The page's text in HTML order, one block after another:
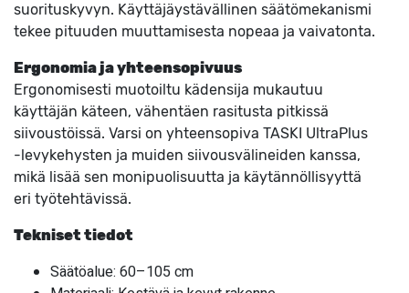
suorituskyvyn. Käyttäjäystävällinen säätömekanismi
tekee pituuden muuttamisesta nopeaa ja vaivatonta.
Ergonomia ja yhteensopivuus
Ergonomisesti muotoiltu kädensija mukautuu
käyttäjän käteen, vähentäen rasitusta pitkissä
siivoustöissä. Varsi on yhteensopiva TASKI UltraPlus
-levykehysten ja muiden siivousvälineiden kanssa,
mikä lisää sen monipuolisuutta ja käytännöllisyyttä
eri työtehtävissä.
Tekniset tiedot
Säätöalue: 60–105 cm